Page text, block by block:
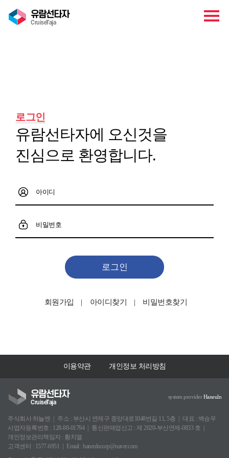
유람선타자
CruiseTaja
로그인
유람선타자에 오신것을
진심으로 환영합니다.
로그인
회원가입 아이디찾기 비밀번호찾기
이용약관 개인정보 처리방침
유람선타자
CruiseTaja
주식회사 하늘엔 주소 : 부산시 연제구 중앙대로1048번길 11, 5층
대표 : 백승우
사업자등록번호 : 128-88-01794
통신판매업신고 : 제 2020-부산연제-0833 호
개인정보관리책임자 : 황치열
고객센터 : 1577-6951
Email : haneulncorp@naver.com
system providerHaneuln